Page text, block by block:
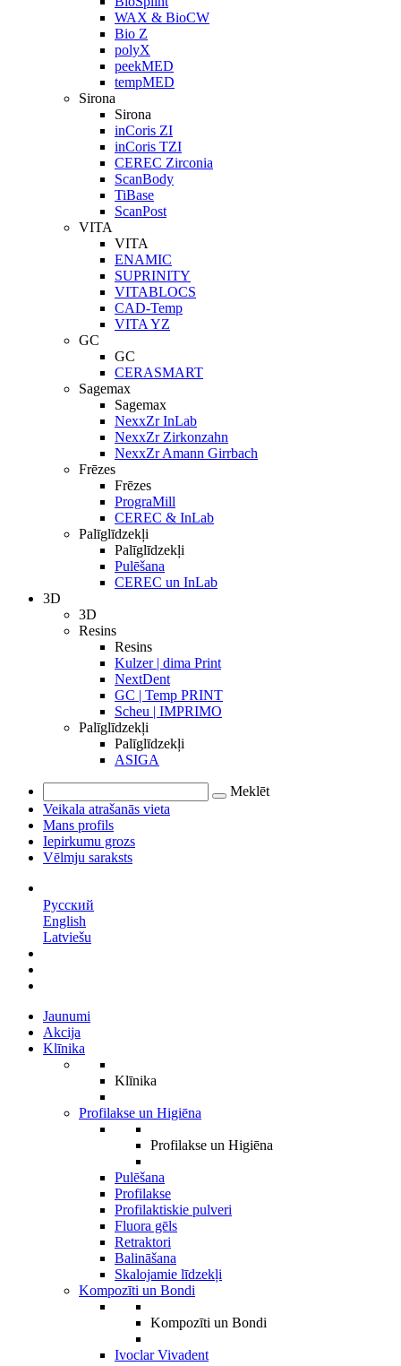
WAX & BioCW
Bio Z
polyX
peekMED
tempMED
Sirona
Sirona
inCoris ZI
inCoris TZI
CEREC Zirconia
ScanBody
TiBase
ScanPost
VITA
VITA
ENAMIC
SUPRINITY
VITABLOCS
CAD-Temp
VITA YZ
GC
GC
CERASMART
Sagemax
Sagemax
NexxZr InLab
NexxZr Zirkonzahn
NexxZr Amann Girrbach
Frēzes
Frēzes
PrograMill
CEREC & InLab
Palīglīdzekļi
Palīglīdzekļi
Pulēšana
CEREC un InLab
3D
3D
Resins
Resins
Kulzer | dima Print
NextDent
GC | Temp PRINT
Scheu | IMPRIMO
Palīglīdzekļi
Palīglīdzekļi
ASIGA
Meklēt
Veikala atrašanās vieta
Mans profils
Iepirkumu grozs
Vēlmju saraksts
Русский
English
Latviešu
Jaunumi
Akcija
Klīnika
Klīnika
Profilakse un Higiēna
Profilakse un Higiēna
Pulēšana
Profilakse
Profilaktiskie pulveri
Fluora gēls
Retraktori
Balināšana
Skalojamie līdzekļi
Kompozīti un Bondi
Kompozīti un Bondi
Ivoclar Vivadent